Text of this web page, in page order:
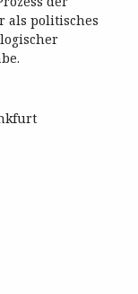
als politisches